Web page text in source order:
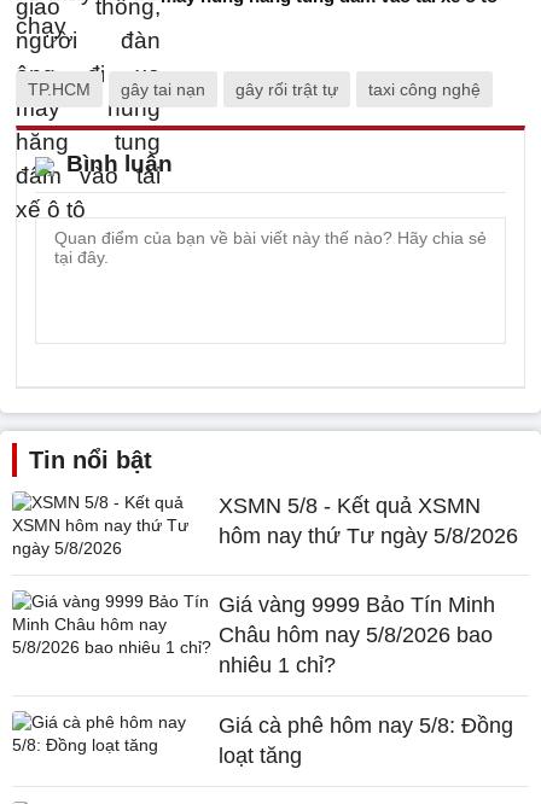
TP.HCM gây tai nạn gây rối trật tự taxi công nghệ
Bình luận
Tin nổi bật
XSMN 5/8 - Kết quả XSMN
hôm nay thứ Tư ngày 5/8/2026
Giá vàng 9999 Bảo Tín Minh
Châu hôm nay 5/8/2026 bao
nhiêu 1 chỉ?
Giá cà phê hôm nay 5/8: Đồng
loạt tăng